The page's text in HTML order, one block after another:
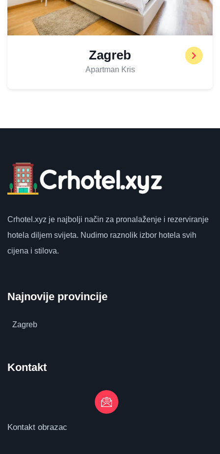
Zagreb
Apartman Kris
Crhotel.xyz je najbolji način za pronalaženje i rezerviranje
hotela diljem svijeta. Nudimo raznolik izbor hotela svih
cijena i stilova.
Najnovije provincije
Zagreb
Kontakt
Kontakt obrazac